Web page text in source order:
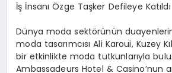
İş İnsanı Özge Taşker Defileye Katıldı
Dünya moda sektörünün
moda tasarımcısı Ali Karoui, Kuzey
bir etkinlikte moda tutkunlarıyla
Ambassadeurs Hotel & Casino’nun